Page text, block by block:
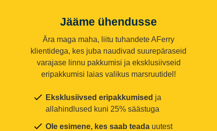
Jääme ühendusse
Ära maga maha, liitu tuhandete AFerry
klientidega, kes juba naudivad suurepäraseid
varajase linnu pakkumisi ja eksklusiivseid
eripakkumisi laias valikus marsruutidel!
Eksklusiivsed eripakkumised ja
allahindlused kuni 25% säästuga
Ole esimene, kes saab teada uutest